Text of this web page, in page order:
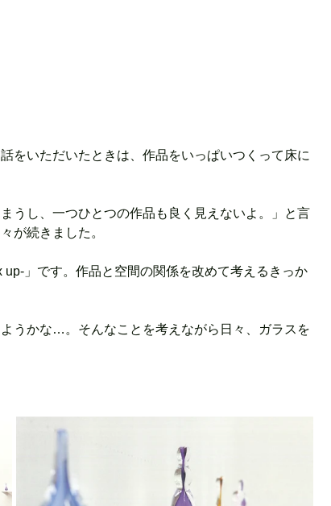
をいただいたときは、作品をいっぱいつくって床に
うし、一つひとつの作品も良く見えないよ。」と言
が続きました。
」です。作品と空間の関係を改めて考えるきっか
うかな…。そんなことを考えながら日々、ガラスを